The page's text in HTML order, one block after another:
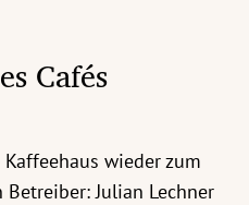
Cafés
wieder zum
Julian Lechner